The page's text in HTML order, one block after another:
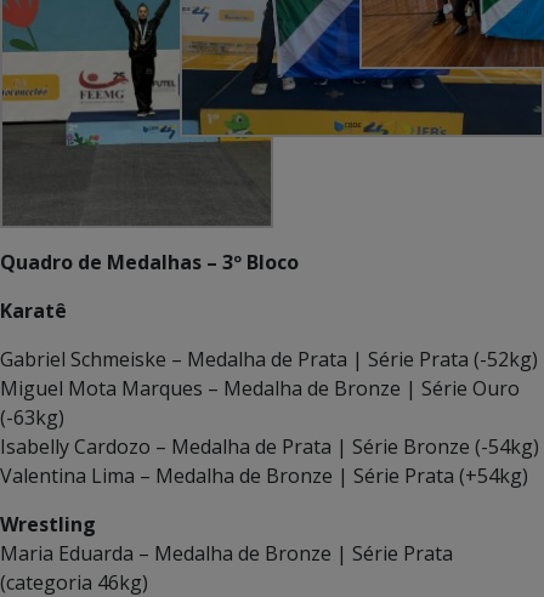
Quadro de Medalhas – 3º Bloco
Karatê
Gabriel Schmeiske – Medalha de Prata | Série Prata (-52kg)
Miguel Mota Marques – Medalha de Bronze | Série Ouro
(-63kg)
Isabelly Cardozo – Medalha de Prata | Série Bronze (-54kg)
Valentina Lima – Medalha de Bronze | Série Prata (+54kg)
Wrestling
Maria Eduarda – Medalha de Bronze | Série Prata
(categoria 46kg)